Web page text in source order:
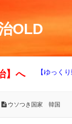
OLD
】へ 【ゆっく
ウソつき国家 韓国